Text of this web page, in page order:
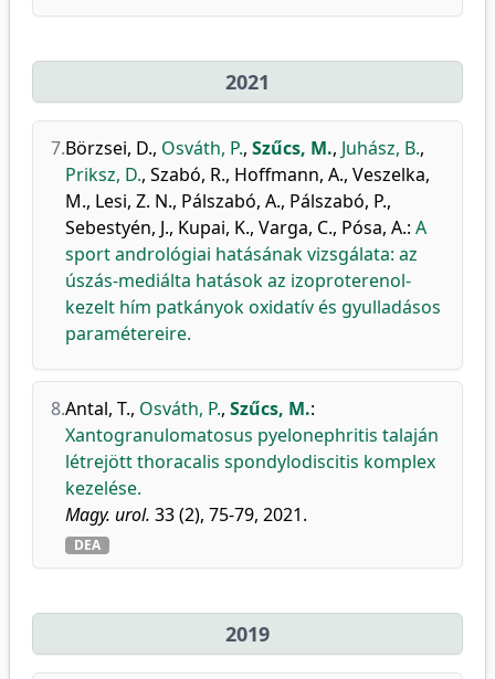
2021
7.Börzsei, D., Osváth, P., Szűcs, M., Juhász, B.,
Priksz, D., Szabó, R., Hoffmann, A., Veszelka,
M., Lesi, Z. N., Pálszabó, A., Pálszabó, P.,
Sebestyén, J., Kupai, K., Varga, C., Pósa, A.: A
sport andrológiai hatásának vizsgálata: az
úszás-mediálta hatások az izoproterenol-
kezelt hím patkányok oxidatív és gyulladásos
paramétereire.
8.Antal, T., Osváth, P., Szűcs, M.:
Xantogranulomatosus pyelonephritis talaján
létrejött thoracalis spondylodiscitis komplex
kezelése.
Magy. urol. 33 (2), 75-79, 2021.
DEA
2019